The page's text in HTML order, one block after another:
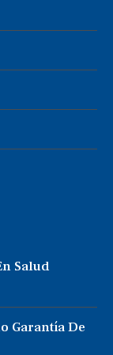
Salud
Garantía De